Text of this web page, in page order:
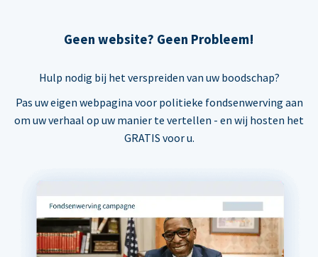
Geen website? Geen Probleem!
Hulp nodig bij het verspreiden van uw boodschap?
Pas uw eigen webpagina voor politieke fondsenwerving aan
om uw verhaal op uw manier te vertellen - en wij hosten het
GRATIS voor u.